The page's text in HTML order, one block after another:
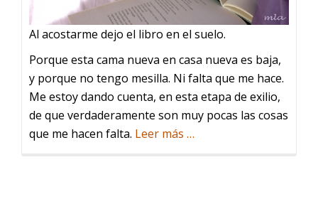
Al acostarme dejo el libro en el suelo.
Porque esta cama nueva en casa nueva es baja,
y porque no tengo mesilla. Ni falta que me hace.
Me estoy dando cuenta, en esta etapa de exilio,
de que verdaderamente son muy pocas las cosas
que me hacen falta. Leer más acerca
…